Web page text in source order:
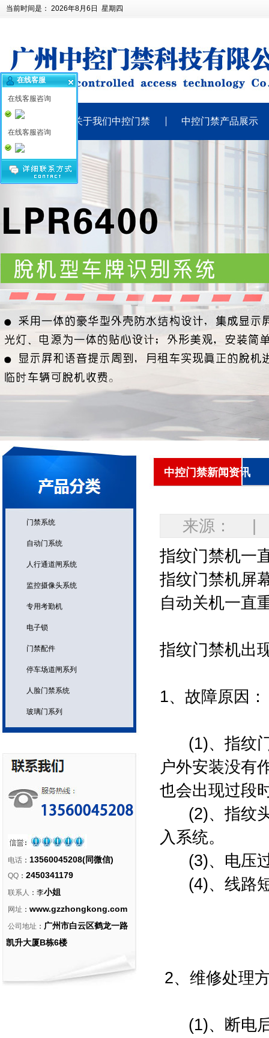
当前时间是： 2026年8月6日 星期四
首页 关于我们中控门禁 中控门禁产品展示
门禁系统
自动门系统
人行通道闸系统
监控摄像头系统
专用考勤机
电子锁
门禁配件
停车场道闸系列
人脸门禁系统
玻璃门系列
电话 ： 13560045208(同微信)
QQ ： 2450341179
联系人 ：李小姐
网址 ： www.gzzhongkong.com
公司地址 ： 广州市白云区鹤龙一路
凯升大厦B栋6楼
中控门禁新闻资讯
来源： |
指纹门禁机一
指纹门禁机屏
自动关机一直
指纹门禁机出
1、故障原因：
(1)、指纹门
户外安装没有
也会出现过段
(2)、指纹头
入系统。
(3)、电压过
(4)、线路短
2、维修处理
(1)、断电后
在线客服
在线客服咨询
在线客服咨询